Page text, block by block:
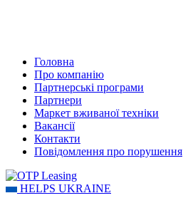
Головна
Про компанію
Партнерські програми
Партнери
Маркет вживаної техніки
Вакансії
Контакти
Повідомлення про порушення
HELPS UKRAINE